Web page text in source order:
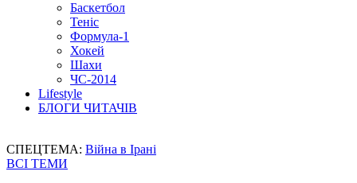
Баскетбол
Теніс
Формула-1
Хокей
Шахи
ЧС-2014
Lifestyle
БЛОГИ ЧИТАЧІВ
СПЕЦТЕМА: Війна в Ірані
ВСІ ТЕМИ